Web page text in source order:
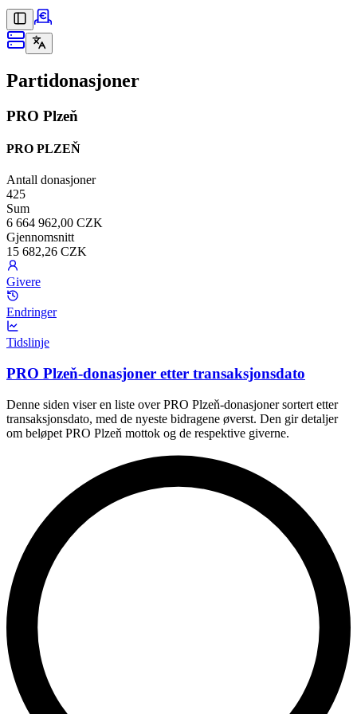
Partidonasjoner
PRO Plzeň
PRO PLZEŇ
Antall donasjoner
425
Sum
6 664 962,00 CZK
Gjennomsnitt
15 682,26 CZK
Givere
Endringer
Tidslinje
PRO Plzeň-donasjoner etter transaksjonsdato
Denne siden viser en liste over PRO Plzeň-donasjoner sortert etter
transaksjonsdato, med de nyeste bidragene øverst. Den gir detaljer
om beløpet PRO Plzeň mottok og de respektive giverne.